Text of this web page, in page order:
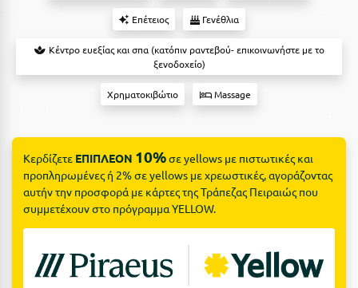
Ελάτη Αρκαδίας
Ελληνικό Αρκαδίας
Ελούντα Κρήτης
Ερμιόνη
Επέτειος Γενέθλια
Κέντρο ευεξίας και σπα (κατόπιν ραντεβού- επικοινωνήστε με το
ξενοδοχείο)
Χρηματοκιβώτιο Massage
Κερδίζετε ΕΠΙΠΛΕΟΝ 10%σε yellows με πιστωτικές και
προπληρωμένες ή 2% σε yellows με χρεωστικές, αγοράζοντας
αυτήν την προσφορά με κάρτες της Τράπεζας Πειραιώς που
συμμετέχουν στο πρόγραμμα YELLOW.